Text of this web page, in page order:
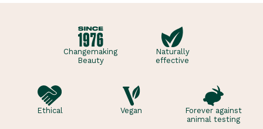
Changemaking
Beauty
Naturally
effective
Ethical Vegan
Forever against
animal testing